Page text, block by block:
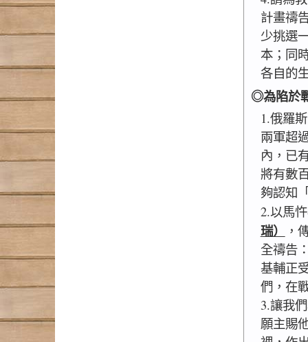
計畫禱
少挑選
本；同
各自的
◎為陷於
1.俄羅
兩軍超
內，已
將有數
夠認知
2.以馬
瑞）
，
全禱告
基輔正
們，在
3.讓我
願主賜